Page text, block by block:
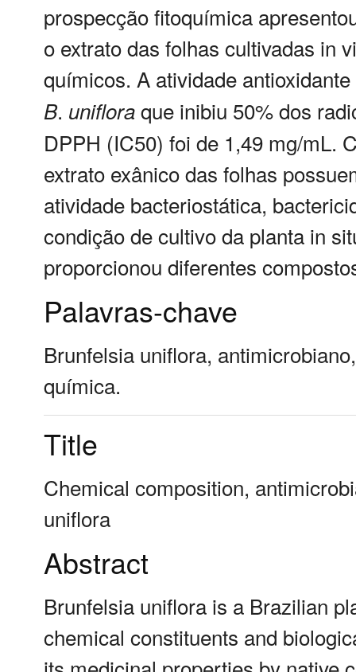
prospecção fitoquímica
o extrato das folhas cultivadas in
químicos. A atividade
B. unifloraque inibiu 50% dos
DPPH (IC50) foi de 1,49 mg/mL.
extrato exânico das folhas
atividade bacteriostática,
condição de cultivo da planta in
proporcionou diferentes
Palavras-chave
Brunfelsia uniflora,
química.
Title
Chemical composition,
uniflora
Abstract
Brunfelsia uniflora is a Brazilian
chemical constituents and